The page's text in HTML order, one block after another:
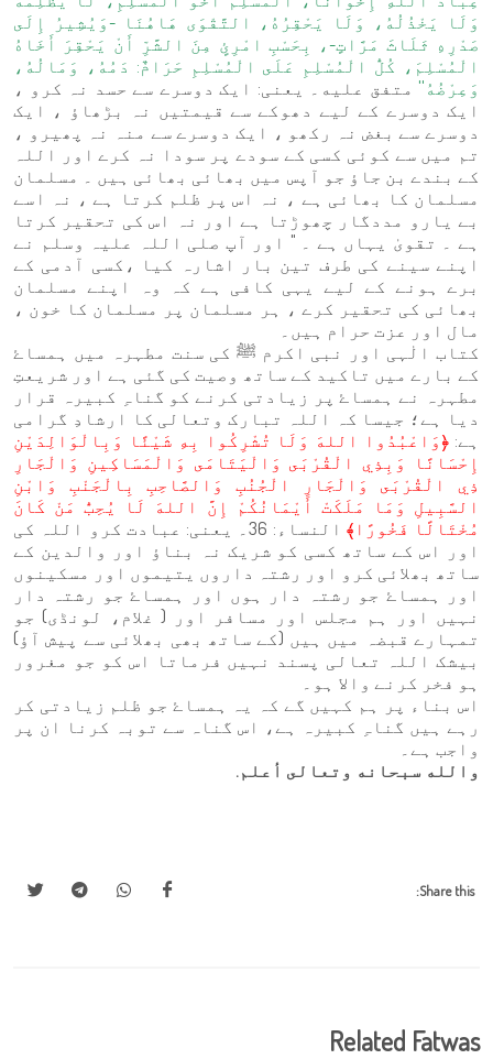
وَلَا يَخْذُلُهُ، وَلَا يَحْقِرُهُ، التَّقْوَى هَاهُنَا -وَيُشِيرُ إِلَى
صَدْرِهِ ثَلَاثَ مَرَّاتٍ-، بِحَسْبِ امْرِئٍ مِنَ الشَّرِّ أَنْ يَحْقِرَ أَخَاهُ
الْمُسْلِمَ، كُلُّ الْمُسْلِمِ عَلَى الْمُسْلِمِ حَرَامٌ: دَمُهُ، وَمَالُهُ،
وَعِرْضُهُ'' متفق عليه۔ یعنی: ایک دوسرے سے حسد نہ کرو ،
ایک دوسرے کے لیے دھوکے سے قیمتیں نہ بڑھاؤ ، ایک
دوسرے سے بغض نہ رکھو ، ایک دوسرے سے منہ نہ پھیرو ،
تم میں سے کوئی کسی کے سودے پر سودا نہ کرے اور اللہ
کے بندے بن جاؤ جو آپس میں بھائی بھائی ہیں ۔ مسلمان
مسلمان کا بھائی ہے ، نہ اس پر ظلم کرتا ہے ، نہ اسے
بے یارو مددگار چھوڑتا ہے اور نہ اس کی تحقیر کرتا
ہے ۔ تقویٰ یہاں ہے ۔ " اور آپ صلی اللہ علیہ وسلم نے
اپنے سینے کی طرف تین بار اشارہ کیا ،کسی آدمی کے
برے ہونے کے لیے یہی کافی ہے کہ وہ اپنے مسلمان
بھائی کی تحقیر کرے ، ہر مسلمان پر مسلمان کا خون ،
مال اور عزت حرام ہیں۔
کتاب الٰہی اور نبی اکرم ﷺ کی سنت مطہرہ میں ہمساۓ
کے بارے میں تاکید کے ساتھ وصیت کی گئی ہے اور شریعتِ
مطہرہ نے ہمساۓ پر زیادتی کرنے کو گناہِ کبیرہ قرار
دیا ہے؛ جیسا کہ اللہ تبارک وتعالی کا ارشادِ گرامی
ہے: ﴿وَاعْبُدُوا اللهَ وَلَا تُشْرِكُوا بِهِ شَيْئًا وَبِالْوَالِدَيْنِ
إِحْسَانًا وَبِذِي الْقُرْبَى وَالْيَتَامَى وَالْمَسَاكِينِ وَالْجَارِ
ذِي الْقُرْبَى وَالْجَارِ الْجُنُبِ وَالصَّاحِبِ بِالْجَنْبِ وَابْنِ
السَّبِيلِ وَمَا مَلَكَتْ أَيْمَانُكُمْ إِنَّ اللهَ لَا يُحِبُّ مَنْ كَانَ
مُخْتَالًا فَخُورًا﴾
النساء: 36۔ یعنی: عبادت کرو اللہ کی
اور اس کے ساتھ کسی کو شریک نہ بناؤ اور والدین کے
ساتھ بھلائی کرو اور رشتہ داروں یتیموں اور مسکینوں
اور ہمساۓ جو رشتہ دار ہوں اور ہمساۓ جو رشتہ دار
نہیں اور ہم مجلس اور مسافر اور ( غلام، لونڈی) جو
تمہارے قبضہ میں ہیں (کے ساتھ بھی بھلائی سے پیش آؤ)
بیشک اللہ تعالی پسند نہیں فرماتا اس کو جو مغرور
ہو فخر کرنے والا ہو۔
اس بناء پر ہم کہیں گے کہ یہ ہمساۓ جو ظلم زیادتی کر
رہے ہیں گناہِ کبیرہ ہے، اس گناہ سے توبہ کرنا ان پر
واجب ہے۔
والله سبحانه وتعالى أعلم.
Share this:
Related Fatwas